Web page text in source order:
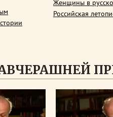
Женщины в
Российская